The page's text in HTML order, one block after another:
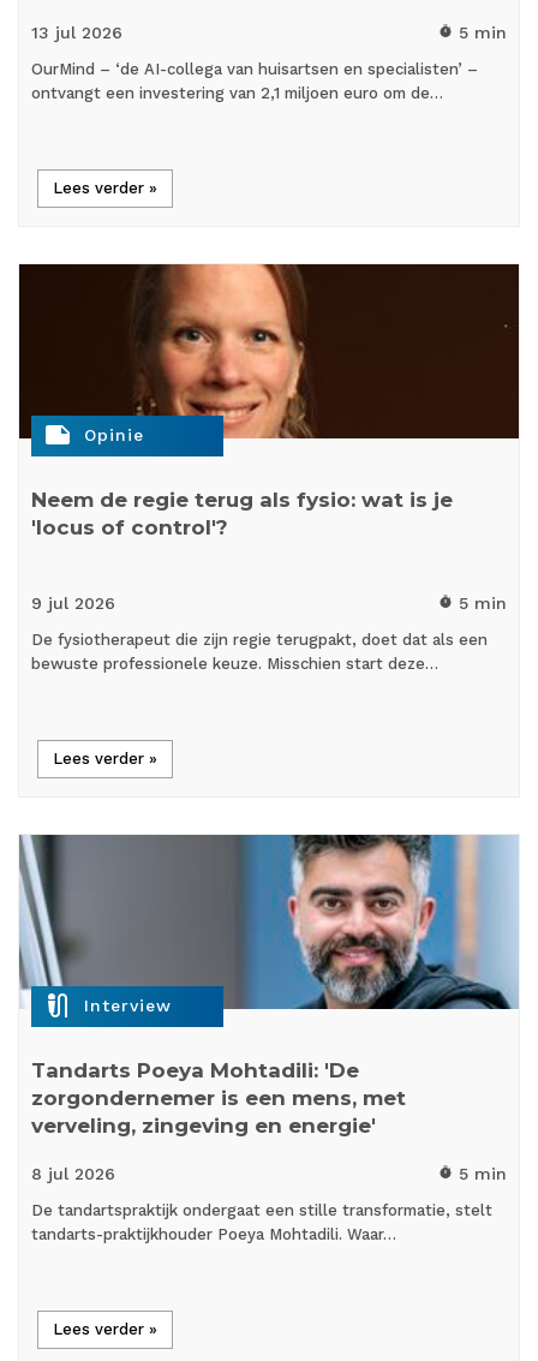
13 jul 2026 timer 5 min
OurMind – ‘de AI-collega van huisartsen en specialisten’ –
ontvangt een investering van 2,1 miljoen euro om de…
Lees verder »
note Opinie
Neem de regie terug als fysio: wat is je
'locus of control'?
9 jul 2026 timer 5 min
De fysiotherapeut die zijn regie terugpakt, doet dat als een
bewuste professionele keuze. Misschien start deze…
Lees verder »
mic_external_on Interview
Tandarts Poeya Mohtadili: 'De
zorgondernemer is een mens, met
verveling, zingeving en energie'
8 jul 2026 timer 5 min
De tandartspraktijk ondergaat een stille transformatie, stelt
tandarts-praktijkhouder Poeya Mohtadili. Waar…
Lees verder »